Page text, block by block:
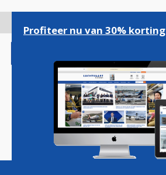
gaan
Magazine Podcasts
Profiteer nu van 30% korting